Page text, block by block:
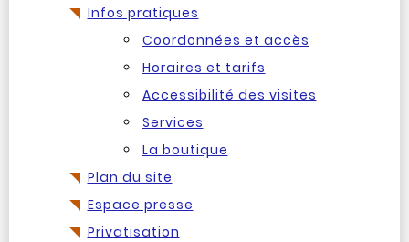
Infos pratiques
Coordonnées et accès
Horaires et tarifs
Accessibilité des visites
Services
La boutique
Plan du site
Espace presse
Privatisation